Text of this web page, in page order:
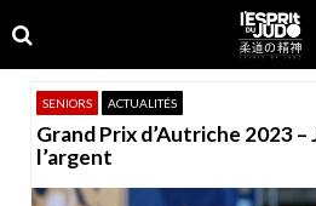
to
navigation
to
content
SENIORS ACTUALITÉS
Grand Prix d’Autriche 2023 –
l’argent